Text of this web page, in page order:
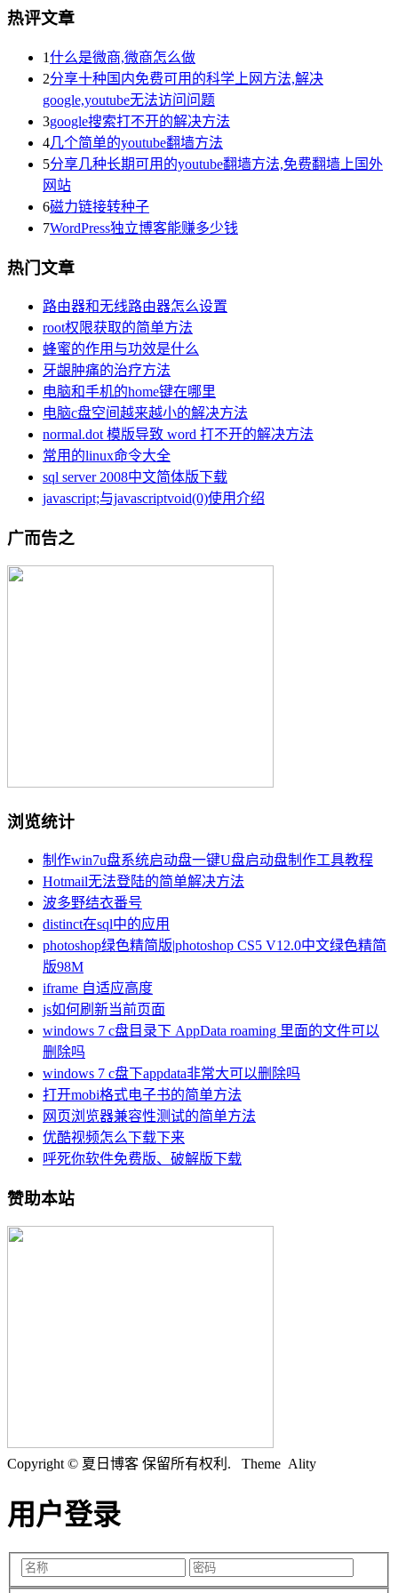
热评文章
1什么是微商,微商怎么做
2分享十种国内免费可用的科学上网方法,解决
google,youtube无法访问问题
3google搜索打不开的解决方法
4几个简单的youtube翻墙方法
5分享几种长期可用的youtube翻墙方法,免费翻墙上国外
网站
6磁力链接转种子
7WordPress独立博客能赚多少钱
热门文章
路由器和无线路由器怎么设置
root权限获取的简单方法
蜂蜜的作用与功效是什么
牙龈肿痛的治疗方法
电脑和手机的home键在哪里
电脑c盘空间越来越小的解决方法
normal.dot 模版导致 word 打不开的解决方法
常用的linux命令大全
sql server 2008中文简体版下载
javascript;与javascriptvoid(0)使用介绍
广而告之
浏览统计
制作win7u盘系统启动盘一键U盘启动盘制作工具教程
Hotmail无法登陆的简单解决方法
波多野结衣番号
distinct在sql中的应用
photoshop绿色精简版|photoshop CS5 V12.0中文绿色精简
版98M
iframe 自适应高度
js如何刷新当前页面
windows 7 c盘目录下 AppData roaming 里面的文件可以
删除吗
windows 7 c盘下appdata非常大可以删除吗
打开mobi格式电子书的简单方法
网页浏览器兼容性测试的简单方法
优酷视频怎么下载下来
呼死你软件免费版、破解版下载
赞助本站
Copyright © 夏日博客 保留所有权利. Theme Ality
用户登录